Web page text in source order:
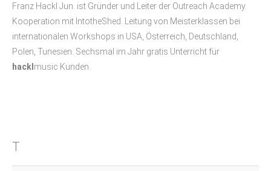
Franz Hackl Jun. ist Gründer und Leiter der Outreach Academy.
Kooperation mit IntotheShed. Leitung von Meisterklassen bei
internationalen Workshops in USA, Österreich, Deutschland,
Polen, Tunesien. Sechsmal im Jahr gratis Unterricht für
hackl music Kunden.
T